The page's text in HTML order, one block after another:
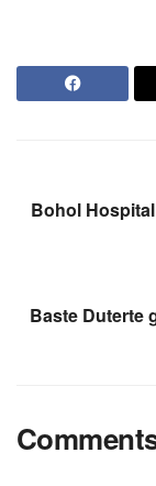
Bohol
Baste Duterte